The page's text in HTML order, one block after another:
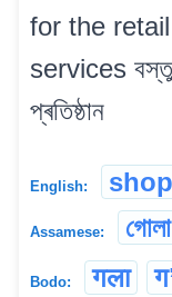
for the
services বস্তু-
প্ৰতিষ্ঠান
English: shop
Assamese: গোলা
Bodo: गला